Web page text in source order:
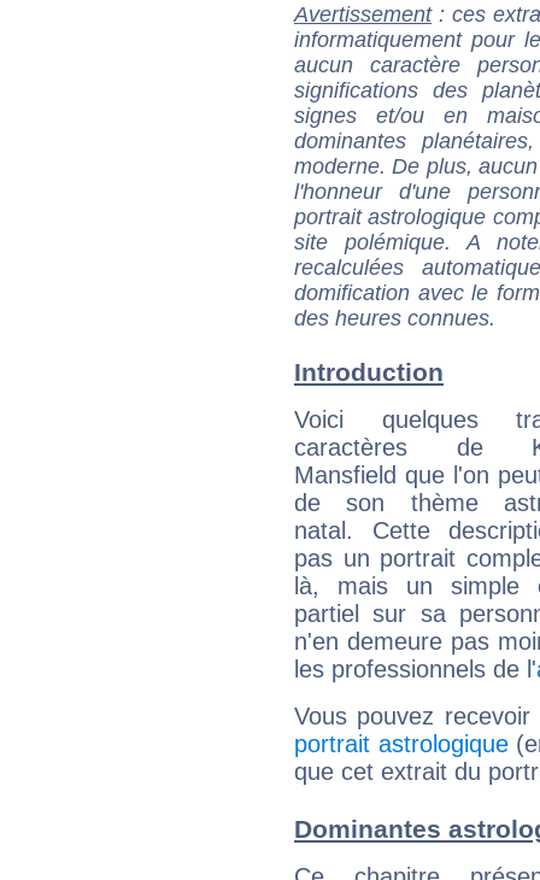
Avertissement: ces
informatiquement pour
aucun caractère
significations des
signes et/ou en
dominantes
moderne. De plus,
l'honneur d'une
portrait astrologique
site polémique. A
recalculées
domification avec le
des heures connues.
Introduction
Voici quelques
caractères de
Mansfield que l'on
de son thème
natal. Cette
pas un portrait
là, mais un simple
partiel sur sa
n'en demeure pas
les professionnels de l'
Vous pouvez
portrait astrologique
que cet extrait du
Dominantes